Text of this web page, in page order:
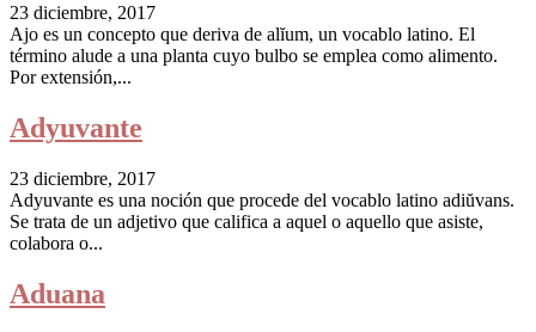
23 diciembre, 2017
Ajo es un concepto que deriva de alĭum, un vocablo latino. El
término alude a una planta cuyo bulbo se emplea como alimento.
Por extensión,...
Adyuvante
23 diciembre, 2017
Adyuvante es una noción que procede del vocablo latino adiŭvans.
Se trata de un adjetivo que califica a aquel o aquello que asiste,
colabora o...
Aduana